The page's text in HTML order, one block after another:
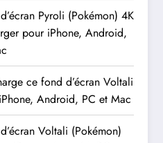
Pyroli (Pokémon) 4K
pour iPhone, Android,
ce fond d’écran Voltali
Android, PC et Mac
Voltali (Pokémon)